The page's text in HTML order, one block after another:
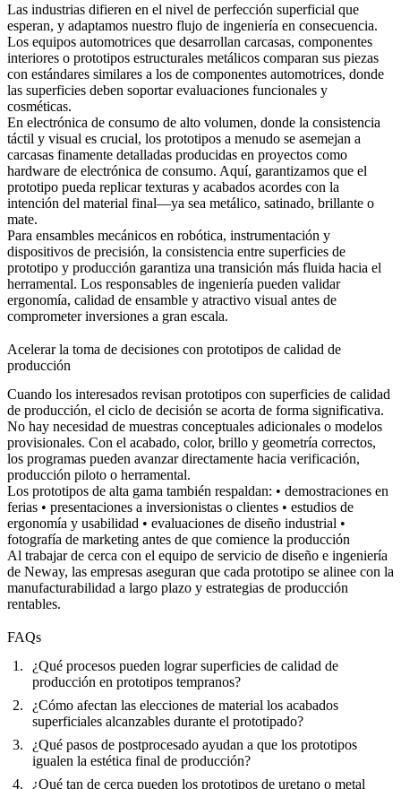
Las industrias difieren en el nivel de perfección superficial que
esperan, y adaptamos nuestro flujo de ingeniería en consecuencia.
Los equipos automotrices que desarrollan carcasas, componentes
interiores o prototipos estructurales metálicos comparan sus piezas
con estándares similares a los de componentes automotrices, donde
las superficies deben soportar evaluaciones funcionales y
cosméticas.
En electrónica de consumo de alto volumen, donde la consistencia
táctil y visual es crucial, los prototipos a menudo se asemejan a
carcasas finamente detalladas producidas en proyectos como
hardware de electrónica de consumo. Aquí, garantizamos que el
prototipo pueda replicar texturas y acabados acordes con la
intención del material final—ya sea metálico, satinado, brillante o
mate.
Para ensambles mecánicos en robótica, instrumentación y
dispositivos de precisión, la consistencia entre superficies de
prototipo y producción garantiza una transición más fluida hacia el
herramental. Los responsables de ingeniería pueden validar
ergonomía, calidad de ensamble y atractivo visual antes de
comprometer inversiones a gran escala.
Acelerar la toma de decisiones con prototipos de calidad de
producción
Cuando los interesados revisan prototipos con superficies de calidad
de producción, el ciclo de decisión se acorta de forma significativa.
No hay necesidad de muestras conceptuales adicionales o modelos
provisionales. Con el acabado, color, brillo y geometría correctos,
los programas pueden avanzar directamente hacia verificación,
producción piloto o herramental.
Los prototipos de alta gama también respaldan: • demostraciones en
ferias • presentaciones a inversionistas o clientes • estudios de
ergonomía y usabilidad • evaluaciones de diseño industrial •
fotografía de marketing antes de que comience la producción
Al trabajar de cerca con el equipo de servicio de diseño e ingeniería
de Neway, las empresas aseguran que cada prototipo se alinee con la
manufacturabilidad a largo plazo y estrategias de producción
rentables.
FAQs
¿Qué procesos pueden lograr superficies de calidad de
producción en prototipos tempranos?
¿Cómo afectan las elecciones de material los acabados
superficiales alcanzables durante el prototipado?
¿Qué pasos de postprocesado ayudan a que los prototipos
igualen la estética final de producción?
¿Qué tan de cerca pueden los prototipos de uretano o metal